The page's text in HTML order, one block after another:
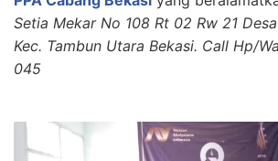
Setia Mekar No 108 Rt 02 Rw 21
Kec. Tambun Utara Bekasi. Call Hp/
045